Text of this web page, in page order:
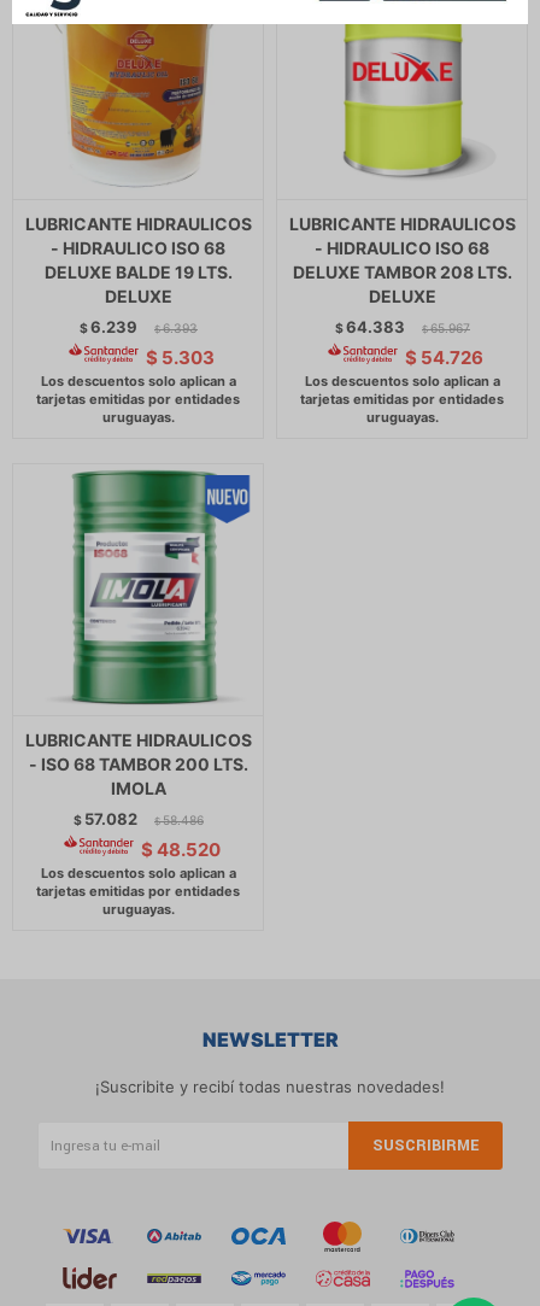
LUBRICANTE HIDRAULICOS
- HIDRAULICO ISO 68
DELUXE BALDE 19 LTS.
DELUXE
$6.239 $ 6.393
$ 5.303
LUBRICANTE HIDRAULICOS
- HIDRAULICO ISO 68
DELUXE TAMBOR 208 LTS.
DELUXE
$64.383 $ 65.967
$ 54.726
LUBRICANTE HIDRAULICOS
- ISO 68 TAMBOR 200 LTS.
IMOLA
$ 57.082 $ 58.486
$ 48.520
NEWSLETTER
¡Suscribite y recibí todas nuestras novedades!
SUSCRIBIRME